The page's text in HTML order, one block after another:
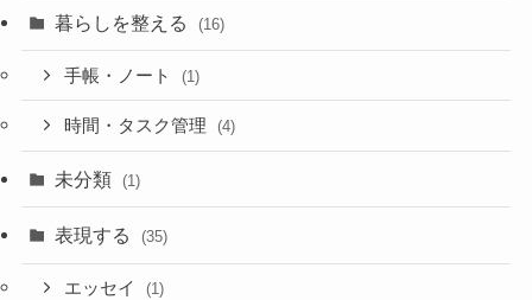
暮らしを整える (16)
手帳・ノート (1)
時間・タスク管理 (4)
未分類 (1)
表現する (35)
エッセイ (1)